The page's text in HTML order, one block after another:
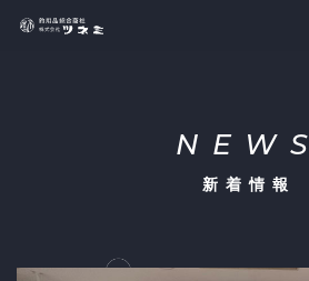
NEWS
新着情報